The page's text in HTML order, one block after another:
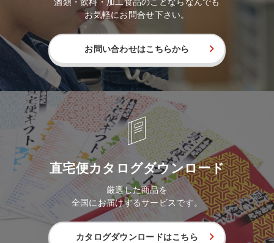
お気軽にお問合せ下さい。
お問い合わせはこちらから
直宅便カタログダウンロード
厳選した商品を
全国にお届けするサービスです。
カタログダウンロードはこちら